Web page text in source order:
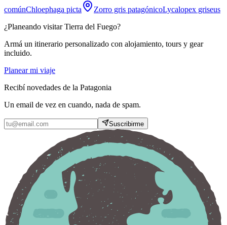
comúnChloephaga picta Zorro gris patagónicoLycalopex griseus
¿Planeando visitarTierra del Fuego?
Armá un itinerario personalizado con alojamiento, tours y gear
incluido.
Planear mi viaje
Recibí novedades de la Patagonia
Un email de vez en cuando, nada de spam.
Suscribirme